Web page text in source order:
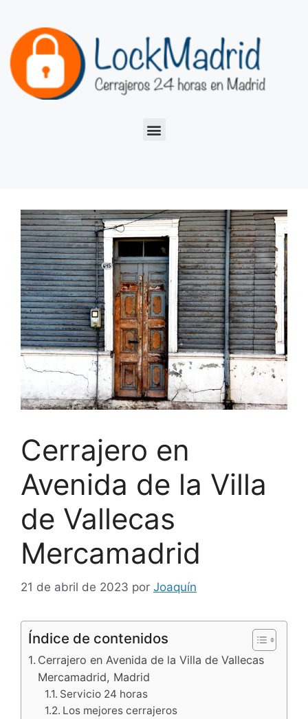
Cerrajero en
Avenida de la Villa
de Vallecas
Mercamadrid
21 de abril de 2023 por Joaquín
Índice de contenidos
Cerrajero en Avenida de la Villa de Vallecas
Mercamadrid, Madrid
Servicio 24 horas
Los mejores cerrajeros